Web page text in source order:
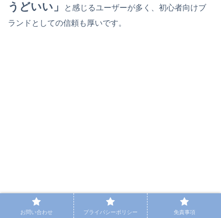
うどいい」
と感じるユーザーが多く、初心者向けブ
ランドとしての信頼も厚いです。
お問い合わせ プライバシーポリシー 免責事項